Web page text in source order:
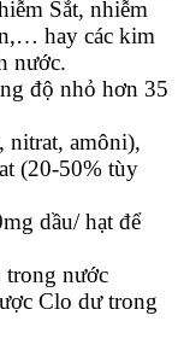
Sắt, nhiễm
hay các kim
nước.
độ nhỏ hơn 35
nitrat, amôni),
(20-50% tùy
dầu/ hạt để
trong nước
Clo dư trong